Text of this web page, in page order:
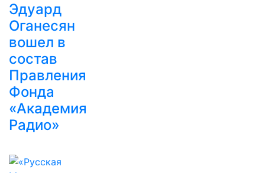
Эдуард
Оганесян
вошел в
состав
Правления
Фонда
«Академия
Радио»